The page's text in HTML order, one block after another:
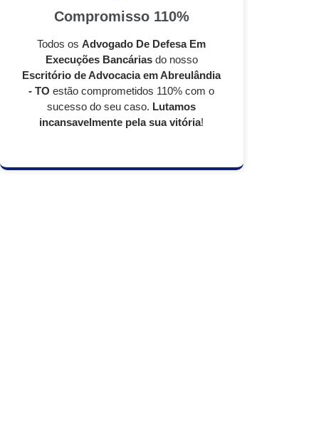
Compromisso 110%
Todos os Advogado De Defesa Em
Execuções Bancáriasdo nosso
Escritório de Advocacia em Abreulândia
- TO estão comprometidos 110% com o
sucesso do seu caso. Lutamos
incansavelmente pela sua vitória!